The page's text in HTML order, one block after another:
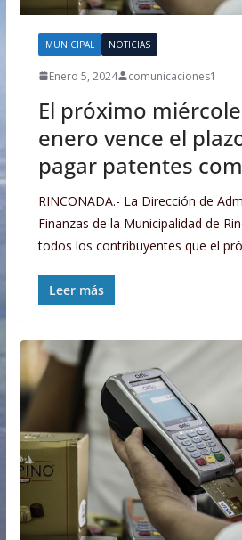
MUNICIPAL NOTICIAS
Enero 5, 2024 comunicaciones1
El próximo
enero vence el
pagar patentes
RINCONADA.- La Dirección de
Finanzas de la Municipalidad de
todos los contribuyentes que el
Leer más